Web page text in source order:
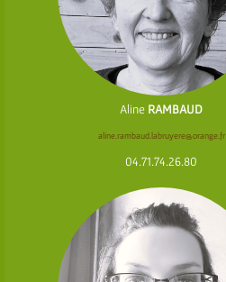
Aline RAMBAUD
aline.rambaud.labruyere@orange.fr
04.71.74.26.80